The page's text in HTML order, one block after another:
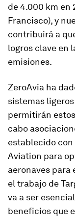
de 4.000 km en
Francisco), y
contribuirá a
logros clave en
emisiones.
ZeroAvia ha
sistemas
permitirán
cabo
establecido
Aviation para
aeronaves para
el trabajo de
va a ser
beneficios que